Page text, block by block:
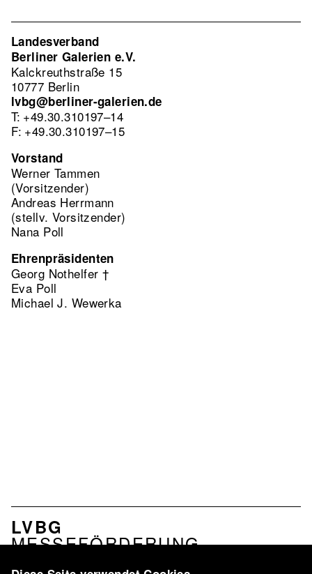
Landesverband
Berliner Galerien e.V.
Kalckreuthstraße 15
10777 Berlin
lvbg@berliner-galerien.de
T: +49.30.310197–14
F: +49.30.310197–15
Vorstand
Werner Tammen
(Vorsitzender)
Andreas Herrmann
(stellv. Vorsitzender)
Nana Poll
Ehrenpräsidenten
Georg Nothelfer †
Eva Poll
Michael J. Wewerka
NAVIGATION
VERBAND
LVBG
MESSEFÖRDERUNG